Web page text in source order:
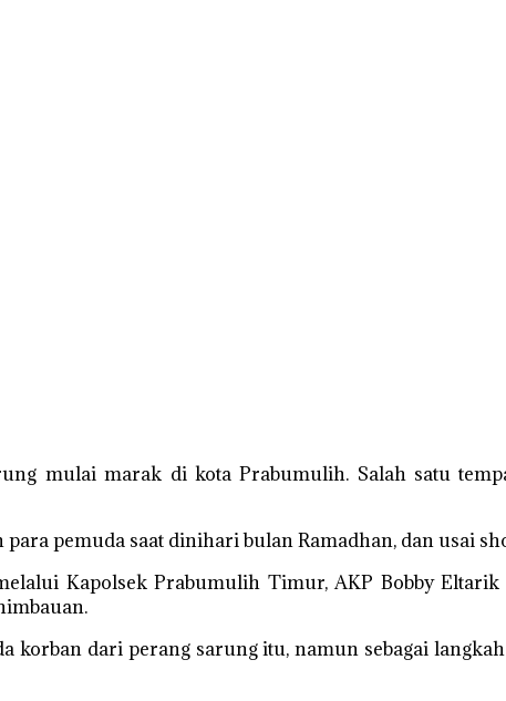
mulai marak di kota Prabumulih. Salah satu
pemuda saat dinihari bulan Ramadhan, dan usai
Kapolsek Prabumulih Timur, AKP Bobby
korban dari perang sarung itu, namun sebagai